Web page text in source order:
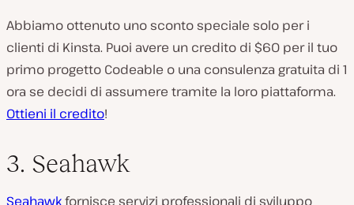
Abbiamo ottenuto uno sconto speciale solo per i
clienti di Kinsta. Puoi avere un credito di $60 per il tuo
primo progetto Codeable o una consulenza gratuita di 1
ora se decidi di assumere tramite la loro piattaforma.
Ottieni il credito!
3. Seahawk
Seahawkfornisce servizi professionali di sviluppo